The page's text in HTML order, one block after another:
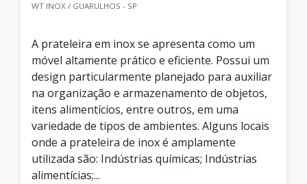
WT INOX / GUARULHOS - SP
A prateleira em inox se apresenta como um
móvel altamente prático e eficiente. Possui um
design particularmente planejado para auxiliar
na organização e armazenamento de objetos,
itens alimentícios, entre outros, em uma
variedade de tipos de ambientes. Alguns locais
onde a prateleira de inox é amplamente
utilizada são: Indústrias químicas; Indústrias
alimentícias;...